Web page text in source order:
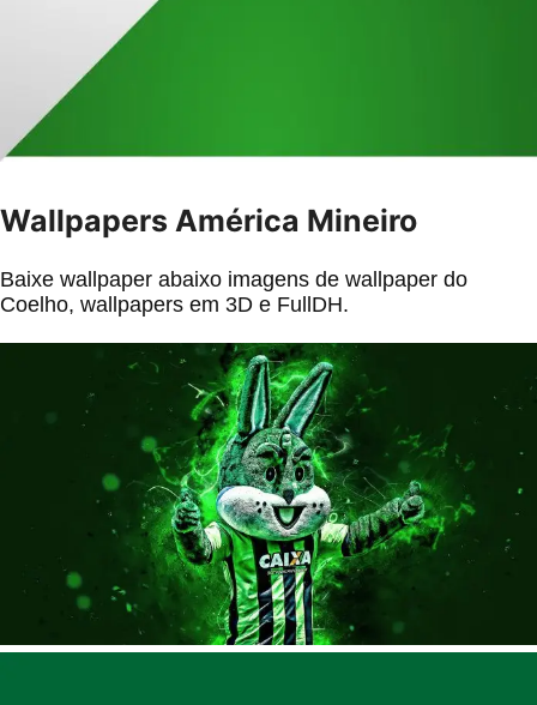
Wallpapers América Mineiro
Baixe wallpaper abaixo imagens de wallpaper do
Coelho, wallpapers em 3D e FullDH.